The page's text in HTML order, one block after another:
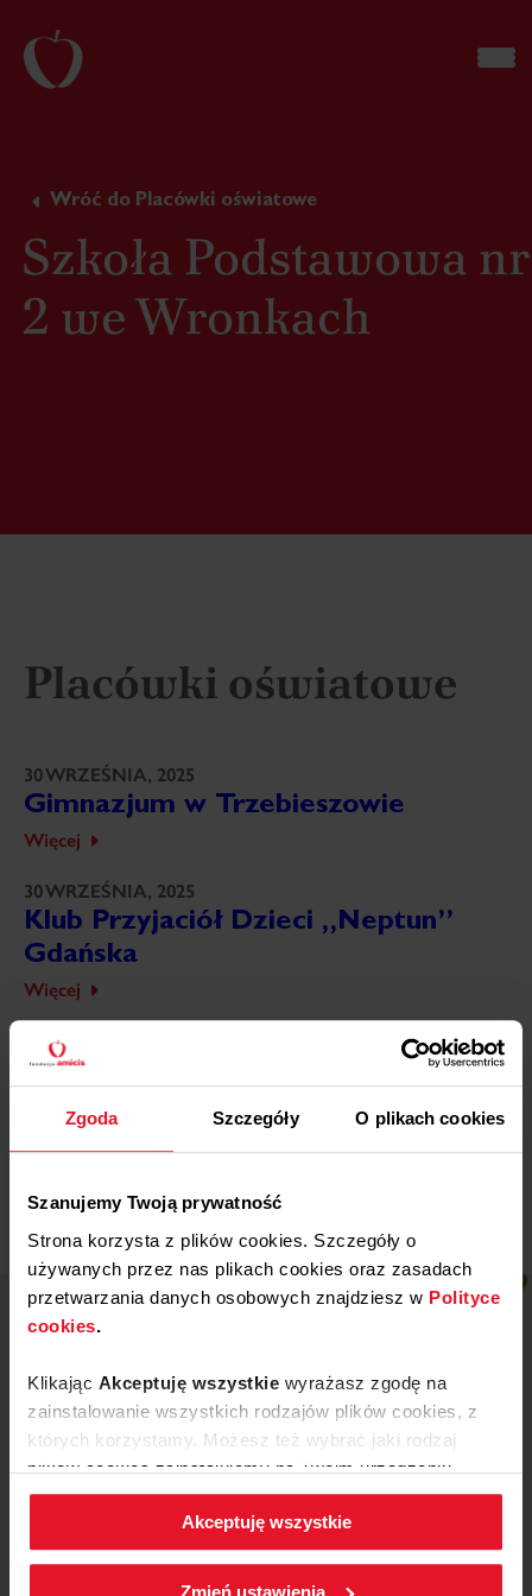
Zgoda Szczegóły O plikach cookies
Szanujemy Twoją prywatność
Strona korzysta z plików cookies. Szczegóły o
używanych przez nas plikach cookies oraz zasadach
przetwarzania danych osobowych znajdziesz w Polityce
cookies.
Klikając Akceptuję wszystkie wyrażasz zgodę na
zainstalowanie wszystkich rodzajów plików cookies, z
których korzystamy. Możesz też wybrać jaki rodzaj
plików cookies zainstalujemy na Twoim urządzeniu,
klikającZmień ustawienia.
W każdej chwili możesz zmienić wybrane przez Ciebie
ustawienia plików cookies wchodząc w zakładkę
Akceptuję wszystkie
Zmień ustawienia
Wróć do Placówki oświatowe
Szkoła Podstawowa nr
2 we Wronkach
Placówki oświatowe
30 WRZEŚNIA, 2025
Gimnazjum w Trzebieszowie
Więcej
30 WRZEŚNIA, 2025
Klub Przyjaciół Dzieci „Neptun”
Gdańska
Więcej
30 WRZEŚNIA, 2025
Miejski Klub Sportowy „Stal” z
Wronek
ul. Mickiewicza 52, 64-510 Wronki